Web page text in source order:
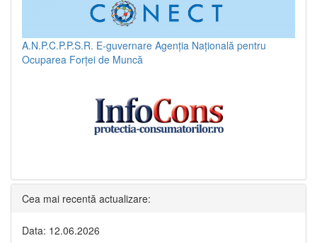
A.N.P.C.P.P.S.R. E-guvernare Agenția Națională pentru
Ocuparea Forței de Muncă
Cea mai recentă actualizare:
Data: 12.06.2026